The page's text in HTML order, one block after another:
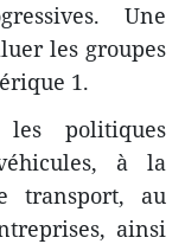
Une
les groupes
1.
politiques
à la
transport, au
ainsi